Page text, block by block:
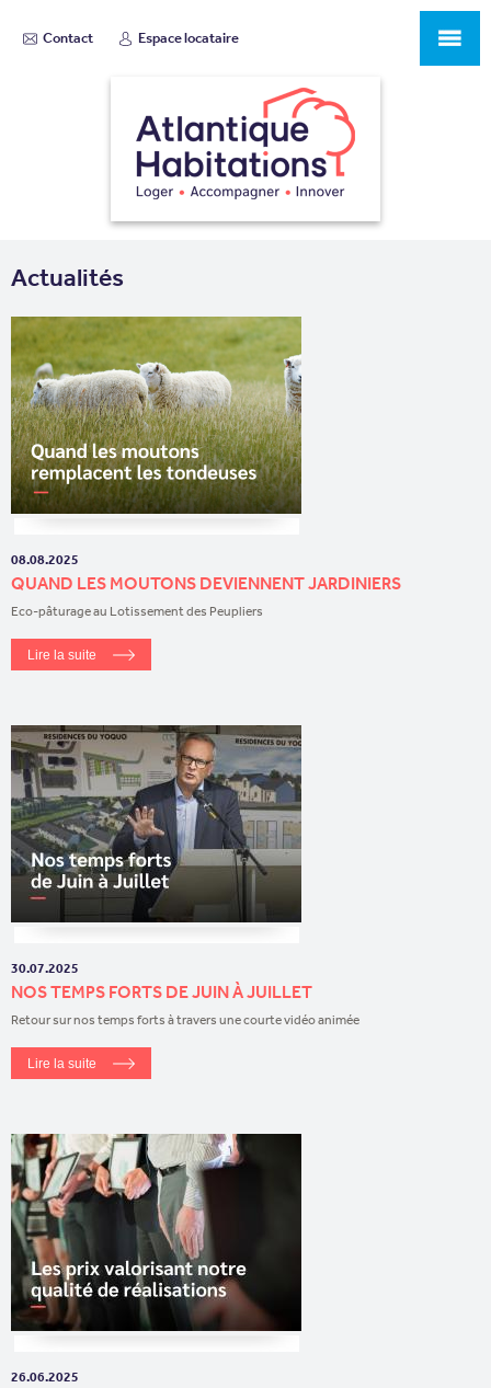
Contact Espace locataire
Actualités
08.08.2025
QUAND LES MOUTONS DEVIENNENT JARDINIERS
Eco-pâturage au Lotissement des Peupliers
Lire la suite
30.07.2025
NOS TEMPS FORTS DE JUIN À JUILLET
Retour sur nos temps forts à travers une courte vidéo animée
Lire la suite
26.06.2025